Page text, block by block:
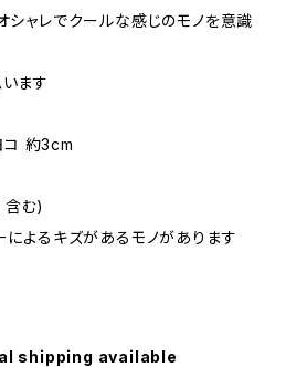
ャレでクールな感じのモノを意識
ます
コ 約3cm
む)
によるキズがあるモノがあります
shipping available